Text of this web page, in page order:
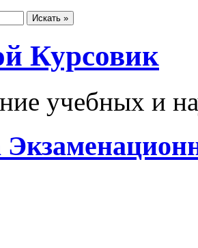
Курсовик
учебных и